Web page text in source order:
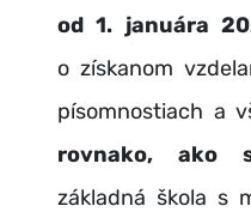
od 1. januára
o získanom
písomnostiach a
rovnako, ako
základná škola s